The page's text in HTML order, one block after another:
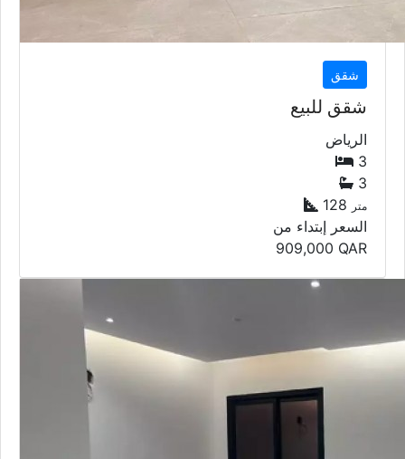
شقق
شقق للبيع
الرياض
3
3
128
متر
السعر إبتداء من
909,000 QAR